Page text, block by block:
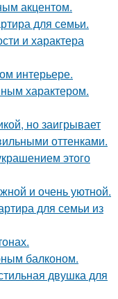
акцентом.
для семьи.
и характера
интерьере.
характером.
но заигрывает
оттенками.
этого
и очень уютной.
для семьи из
балконом.
двушка для